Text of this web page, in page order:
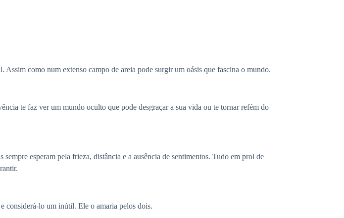
como num extenso campo de areia pode surgir um oásis que fascina o mundo.
te faz ver um mundo oculto que pode desgraçar a sua vida ou te tornar refém do
esperam pela frieza, distância e a ausência de sentimentos. Tudo em prol de
considerá-lo um inútil. Ele o amaria pelos dois.